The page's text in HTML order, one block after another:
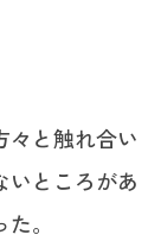
々と触れ合い
いところがあ
。